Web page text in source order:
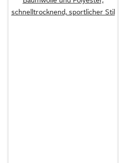
schnelltrocknend, sportlicher Stil